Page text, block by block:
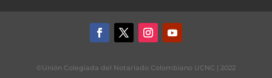
©Unión Colegiada del Notariado Colombiano UCNC | 2022